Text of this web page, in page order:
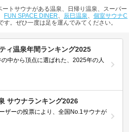
トサウナがある温泉、日帰り温泉、スーパー
FUN SPACE DINER、 辰巳温泉、 個室サウナC
す。ぜひ一度は足を運んでみてください。
ィ温泉年間ランキング2025
中から頂点に選ばれた、2025年の人
サウナランキング2026
ザーの投票により、全国No.1サウナが